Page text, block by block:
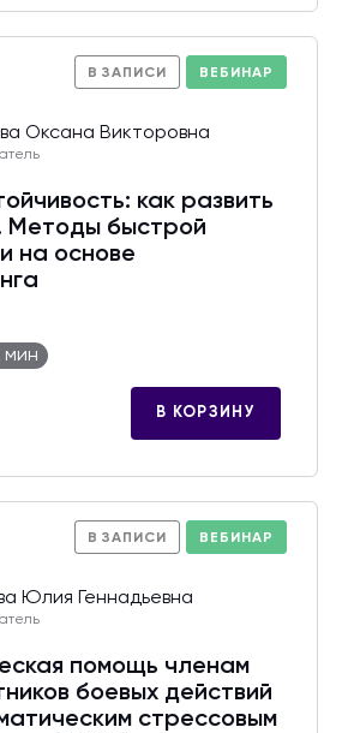
В ЗАПИСИ ВЕБИНАР
Оксана Викторовна
как развить
Методы быстрой
на основе
мин
В КОРЗИНУ
В ЗАПИСИ ВЕБИНАР
Юлия Геннадьевна
помощь членам
боевых действий
стрессовым